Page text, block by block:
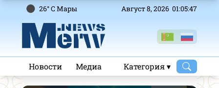
26° C Mары Август 8, 2026 01:05:47
Новости Медиа Категория ▾